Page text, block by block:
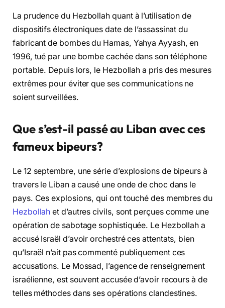
La prudence du Hezbollah quant à l’utilisation de
dispositifs électroniques date de l’assassinat du
fabricant de bombes du Hamas, Yahya Ayyash, en
1996, tué par une bombe cachée dans son téléphone
portable. Depuis lors, le Hezbollah a pris des mesures
extrêmes pour éviter que ses communications ne
soient surveillées.
Que s’est-il passé au Liban avec ces
fameux bipeurs?
Le 12 septembre, une série d’explosions de bipeurs à
travers le Liban a causé une onde de choc dans le
pays. Ces explosions, qui ont touché des membres du
Hezbollah et d’autres civils, sont perçues comme une
opération de sabotage sophistiquée. Le Hezbollah a
accusé Israël d’avoir orchestré ces attentats, bien
qu’Israël n’ait pas commenté publiquement ces
accusations. Le Mossad, l’agence de renseignement
israélienne, est souvent accusée d’avoir recours à de
telles méthodes dans ses opérations clandestines.